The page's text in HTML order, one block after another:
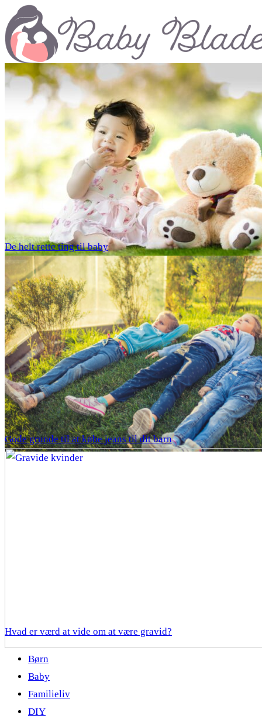
De helt rette ting til baby
Gode grunde til at købe jeans til dit barn
Hvad er værd at vide om at være gravid?
Børn
Baby
Familieliv
DIY